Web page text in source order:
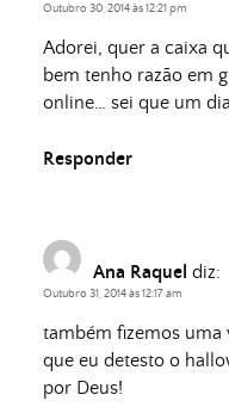
Outubro 30, 2014 às 12:21 pm
Adorei, quer a caixa
bem tenho razão em
online… sei que um
Responder
Ana Raquel diz:
Outubro 31, 2014 às 12:17 am
também fizemos
que eu detesto o
por Deus!